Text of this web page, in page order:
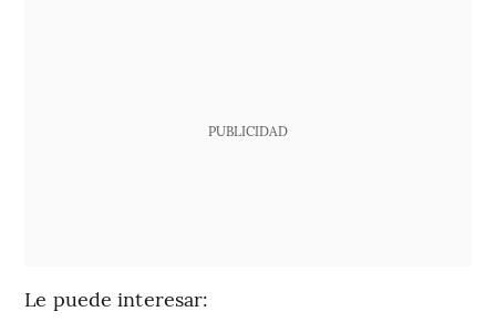
PUBLICIDAD
Le puede interesar: